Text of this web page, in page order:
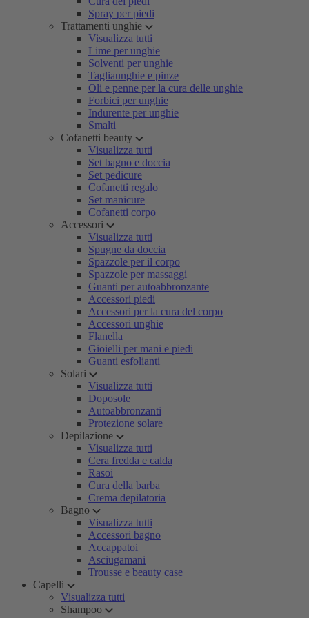
Spray per piedi
Trattamenti unghie
Visualizza tutti
Lime per unghie
Solventi per unghie
Tagliaunghie e pinze
Oli e penne per la cura delle unghie
Forbici per unghie
Indurente per unghie
Smalti
Cofanetti beauty
Visualizza tutti
Set bagno e doccia
Set pedicure
Cofanetti regalo
Set manicure
Cofanetti corpo
Accessori
Visualizza tutti
Spugne da doccia
Spazzole per il corpo
Spazzole per massaggi
Guanti per autoabbronzante
Accessori piedi
Accessori per la cura del corpo
Accessori unghie
Flanella
Gioielli per mani e piedi
Guanti esfolianti
Solari
Visualizza tutti
Doposole
Autoabbronzanti
Protezione solare
Depilazione
Visualizza tutti
Cera fredda e calda
Rasoi
Cura della barba
Crema depilatoria
Bagno
Visualizza tutti
Accessori bagno
Accappatoi
Asciugamani
Trousse e beauty case
Capelli
Visualizza tutti
Shampoo